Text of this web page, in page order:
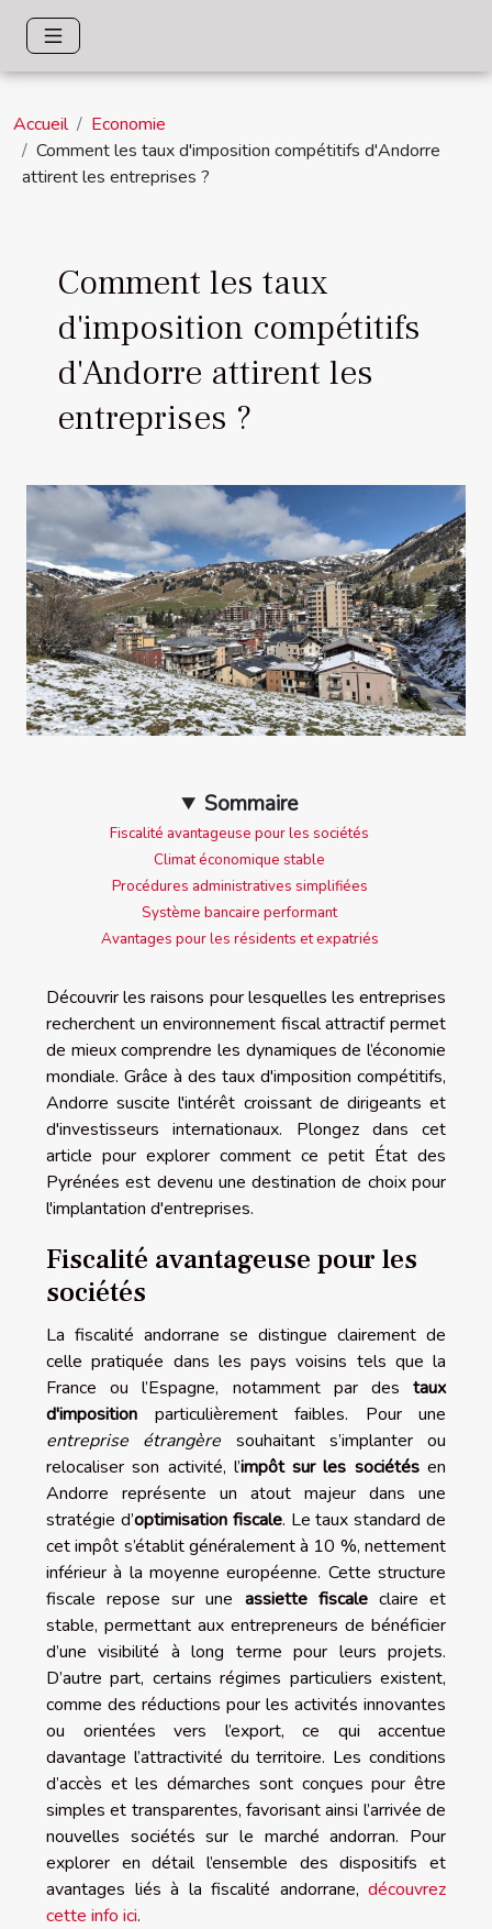
Accueil
Economie
Comment les taux d'imposition compétitifs d'Andorre
attirent les entreprises ?
Comment les taux
d'imposition compétitifs
d'Andorre attirent les
entreprises ?
Sommaire
Fiscalité avantageuse pour les sociétés
Climat économique stable
Procédures administratives simplifiées
Système bancaire performant
Avantages pour les résidents et expatriés
Découvrir les raisons pour lesquelles les entreprises
recherchent un environnement fiscal attractif permet
de mieux comprendre les dynamiques de l’économie
mondiale. Grâce à des taux d'imposition compétitifs,
Andorre suscite l'intérêt croissant de dirigeants et
d'investisseurs internationaux. Plongez dans cet
article pour explorer comment ce petit État des
Pyrénées est devenu une destination de choix pour
l'implantation d'entreprises.
Fiscalité avantageuse pour les
sociétés
La fiscalité andorrane se distingue clairement de
celle pratiquée dans les pays voisins tels que la
France ou l’Espagne, notamment par des taux
d'imposition particulièrement faibles. Pour une
entreprise étrangère souhaitant s’implanter ou
relocaliser son activité, l’impôt sur les sociétésen
Andorre représente un atout majeur dans une
stratégie d’optimisation fiscale. Le taux standard de
cet impôt s’établit généralement à 10 %, nettement
inférieur à la moyenne européenne. Cette structure
fiscale repose sur une assiette fiscaleclaire et
stable, permettant aux entrepreneurs de bénéficier
d’une visibilité à long terme pour leurs projets.
D’autre part, certains régimes particuliers existent,
comme des réductions pour les activités innovantes
ou orientées vers l’export, ce qui accentue
davantage l’attractivité du territoire. Les conditions
d’accès et les démarches sont conçues pour être
simples et transparentes, favorisant ainsi l’arrivée de
nouvelles sociétés sur le marché andorran. Pour
explorer en détail l’ensemble des dispositifs et
avantages liés à la fiscalité andorrane, découvrez
cette info ici.